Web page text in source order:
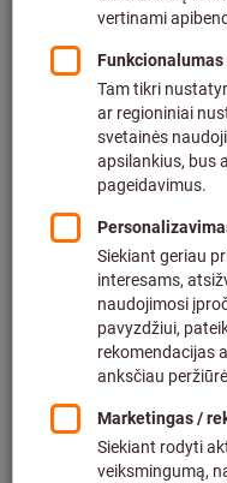
Spustelėkite, kad
Dalintis produktu